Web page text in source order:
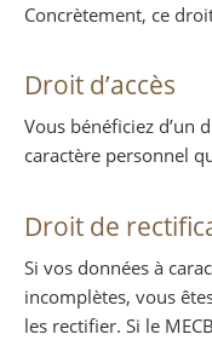
Concrètement, ce
Droit d’accès
Vous bénéficiez d’un
caractère personnel
Droit de
Si vos données à
incomplètes, vous
les rectifier. Si le